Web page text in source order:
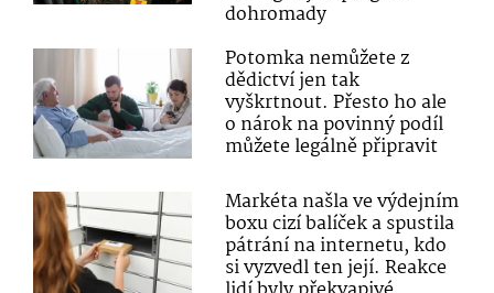
dohromady
Potomka nemůžete z
dědictví jen tak
vyškrtnout. Přesto ho ale
o nárok na povinný podíl
můžete legálně připravit
Markéta našla ve výdejním
boxu cizí balíček a spustila
pátrání na internetu, kdo
si vyzvedl ten její. Reakce